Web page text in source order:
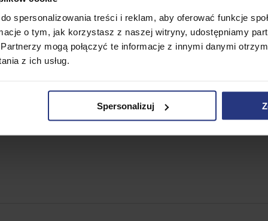
spersonalizowania treści i reklam, aby oferować funkcje
o tym, jak korzystasz z naszej witryny, udostępniamy
mogą połączyć te informacje z innymi danymi
z ich usług.
Spersonalizuj